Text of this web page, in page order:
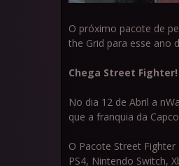
O próximo pacote de
the Grid para esse ano
Chega Street Fighter!
No dia 12 de Abril a
que a franquia da
O Pacote Street
PS4, Nintendo Switch,